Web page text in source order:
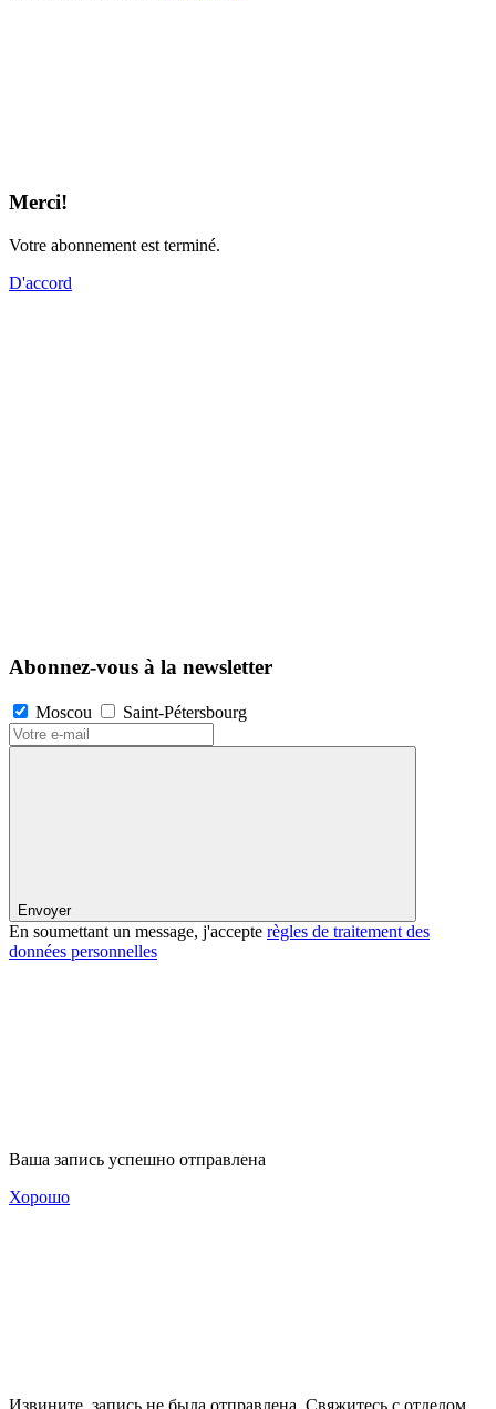
Merci!
Votre abonnement est terminé.
D'accord
Abonnez-vous à la newsletter
Moscou Saint-Pétersbourg
Envoyer
En soumettant un message, j'accepte règles de traitement des
données personnelles
Ваша запись успешно отправлена
Хорошо
Извините, запись не была отправлена. Свяжитесь с отделом